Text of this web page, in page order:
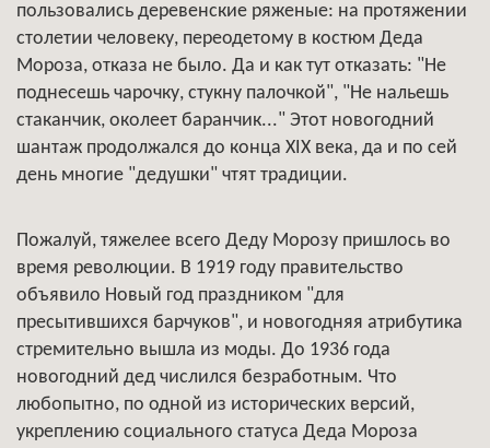
пользовались деревенские ряженые: на протяжении
столетии человеку, переодетому в костюм Деда
Мороза, отказа не было. Да и как тут отказать: "Не
поднесешь чарочку, стукну палочкой", "Не нальешь
стаканчик, околеет баранчик..." Этот новогодний
шантаж продолжался до конца XIX века, да и по сей
день многие "дедушки" чтят традиции.
Пожалуй, тяжелее всего Деду Морозу пришлось во
время революции. В 1919 году правительство
объявило Новый год праздником "для
пресытившихся барчуков", и новогодняя атрибутика
стремительно вышла из моды. До 1936 года
новогодний дед числился безработным. Что
любопытно, по одной из исторических версий,
укреплению социального статуса Деда Мороза